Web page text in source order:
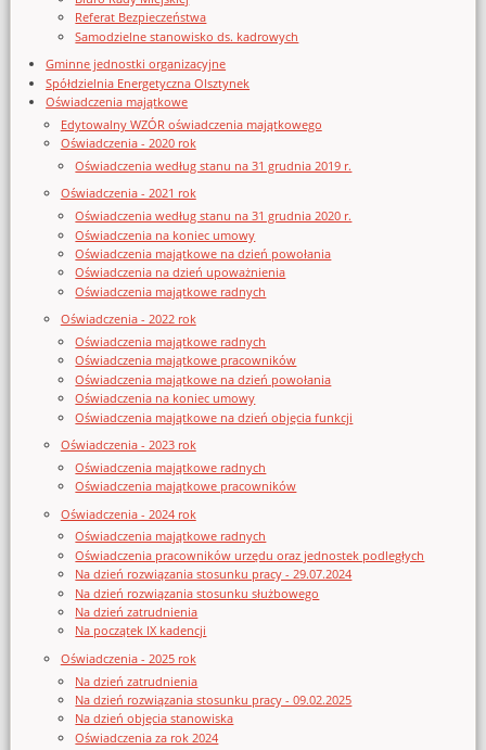
Referat Bezpieczeństwa
Samodzielne stanowisko ds. kadrowych
Gminne jednostki organizacyjne
Spółdzielnia Energetyczna Olsztynek
Oświadczenia majątkowe
Edytowalny WZÓR oświadczenia majątkowego
Oświadczenia - 2020 rok
Oświadczenia według stanu na 31 grudnia 2019 r.
Oświadczenia - 2021 rok
Oświadczenia według stanu na 31 grudnia 2020 r.
Oświadczenia na koniec umowy
Oświadczenia majątkowe na dzień powołania
Oświadczenia na dzień upoważnienia
Oświadczenia majątkowe radnych
Oświadczenia - 2022 rok
Oświadczenia majątkowe radnych
Oświadczenia majątkowe pracowników
Oświadczenia majątkowe na dzień powołania
Oświadczenia na koniec umowy
Oświadczenia majątkowe na dzień objęcia funkcji
Oświadczenia - 2023 rok
Oświadczenia majątkowe radnych
Oświadczenia majątkowe pracowników
Oświadczenia - 2024 rok
Oświadczenia majątkowe radnych
Oświadczenia pracowników urzędu oraz jednostek podległych
Na dzień rozwiązania stosunku pracy - 29.07.2024
Na dzień rozwiązania stosunku służbowego
Na dzień zatrudnienia
Na początek IX kadencji
Oświadczenia - 2025 rok
Na dzień zatrudnienia
Na dzień rozwiązania stosunku pracy - 09.02.2025
Na dzień objęcia stanowiska
Oświadczenia za rok 2024